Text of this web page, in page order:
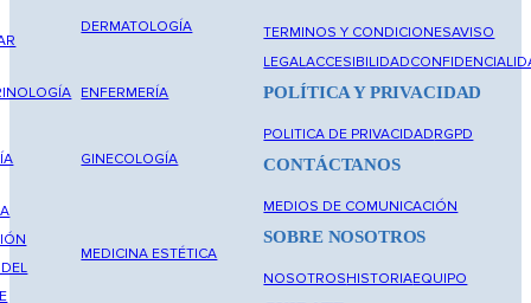
DERMATOLOGÍA
ENFERMERÍA
GINECOLOGÍA
MEDICINA ESTÉTICA
TERMINOS Y CONDICIONESAVISO
LEGALACCESIBILIDAD
POLÍTICA Y PRIVACIDAD
POLITICA DE PRIVACIDADRGPD
CONTÁCTANOS
MEDIOS DE COMUNICACIÓN
SOBRE NOSOTROS
NOSOTROSHISTORIAEQUIPO